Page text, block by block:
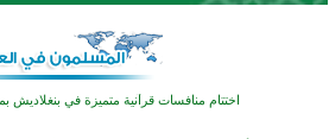
اختتام الدورة التاسعة لمسابقة حفظ وتلاوة
تيسليتش تختتم برنامجا تعليميا لتعزيز القيم
اختتام منافسات قرآنية متميزة في بنغلاديش بمشاركة